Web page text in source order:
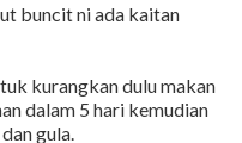
buncit ni ada kaitan
kurangkan dulu makan
dalam 5 hari kemudian
gula.